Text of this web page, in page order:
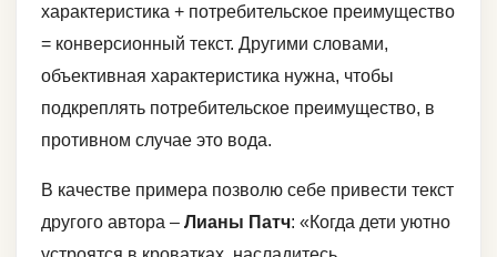
характеристика + потребительское преимущество
= конверсионный текст. Другими словами,
объективная характеристика нужна, чтобы
подкреплять потребительское преимущество, в
противном случае это вода.
В качестве примера позволю себе привести текст
другого автора – Лианы Патч: «Когда дети уютно